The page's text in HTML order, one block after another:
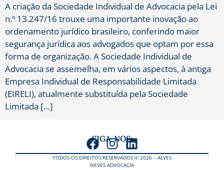
A criação da Sociedade Individual de Advocacia pela Lei
n.º 13.247/16 trouxe uma importante inovação ao
ordenamento jurídico brasileiro, conferindo maior
segurança jurídica aos advogados que optam por essa
forma de organização. A Sociedade Individual de
Advocacia se assemelha, em vários aspectos, à antiga
Empresa Individual de Responsabilidade Limitada
(EIRELI), atualmente substituída pela Sociedade
Limitada […]
SIGA-NOS:
TODOS OS DIREITOS RESERVADOS © 2026 – ALVES
NEVES ADVOCACIA